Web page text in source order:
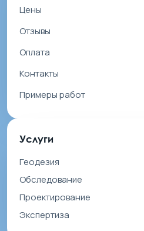
Цены
Отзывы
Оплата
Контакты
Примеры работ
Услуги
Геодезия
Обследование
Проектирование
Экспертиза